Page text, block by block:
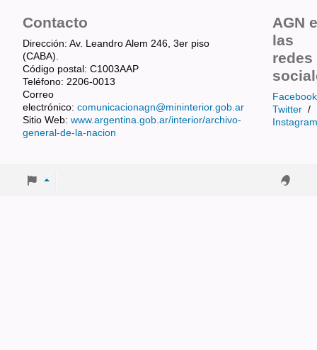
Contacto
Dirección: Av. Leandro Alem 246, 3er piso
(CABA).
Código postal: C1003AAP
Teléfono: 2206-0013
Correo
electrónico: comunicacionagn@mininterior.gob.ar
Sitio Web: www.argentina.gob.ar/interior/archivo-
general-de-la-nacion
AGN
las
redes
Facebook
Twitter /
Instagram